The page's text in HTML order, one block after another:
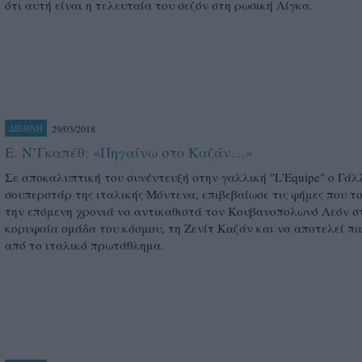
ότι αυτή είναι η τελευταία του σεζόν στη ρωσική Λίγκα.
ΔΙΕΘΝΗ 29/03/2018
E. N’Γκαπέθ: «Πηγαίνω στο Καζάν…»
Σε αποκαλυπτική του συνέντευξή στην γαλλική "L'Equipe" ο
σουπερστάρ της ιταλικής Μόντενα, επιβεβαίωσε τις φήμες που
την επόμενη χρονιά να αντικαθιστά τον Κουβανοπολωνό Λεόν
κορυφαία ομάδα του κόσμου, τη Ζενίτ Καζάν και να αποτελεί
από το ιταλικό πρωτάθλημα.